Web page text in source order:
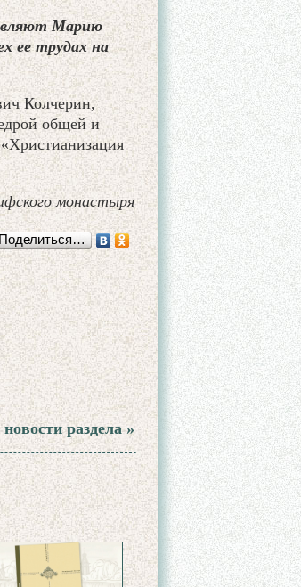
Марию
ее трудах на
Колчерин,
общей и
монастыря
Поделиться…
новости раздела »